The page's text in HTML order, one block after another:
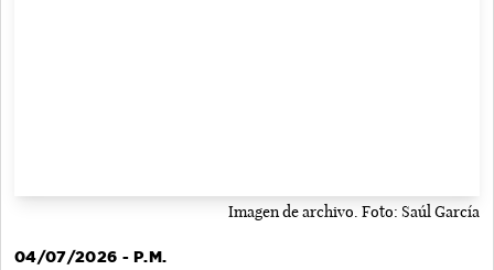
Imagen de archivo. Foto: Saúl García
04/07/2026 - P.M.